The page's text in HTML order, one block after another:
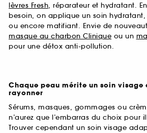
lèvres Fresh, réparateur et hydratant.
besoin, on applique un soin
ou encore matifiant. Envie de
masque au charbon Clinique ou un
pour une détox anti-pollution.
Chaque peau mérite un soin visage
rayonner
Sérums, masques, gommages ou
n’aurez que l’embarras du choix pour
Trouver cependant un soin visage